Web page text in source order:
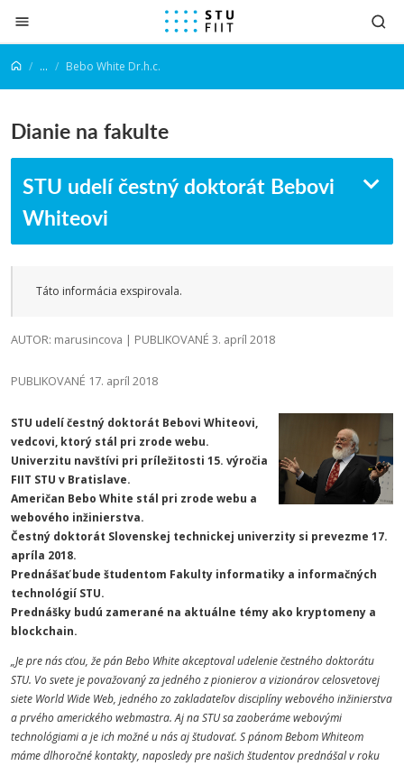
Prejsť na obsah
... Bebo White Dr.h.c.
Dianie na fakulte
STU udelí čestný doktorát Bebovi
Whiteovi
Táto informácia exspirovala.
AUTOR: marusincova | PUBLIKOVANÉ 3. apríl 2018
PUBLIKOVANÉ 17. apríl 2018
STU udelí čestný doktorát Bebovi Whiteovi,
vedcovi, ktorý stál pri zrode webu.
Univerzitu navštívi pri príležitosti 15. výročia
FIIT STU v Bratislave.
Američan Bebo White stál pri zrode webu a
webového inžinierstva.
Čestný doktorát Slovenskej technickej univerzity si prevezme 17.
apríla 2018.
Prednášať bude študentom Fakulty informatiky a informačných
technológií STU.
Prednášky budú zamerané na aktuálne témy ako kryptomeny a
blockchain.
„Je pre nás cťou, že pán Bebo White akceptoval udelenie čestného doktorátu
STU. Vo svete je považovaný za jedného z pionierov a vizionárov celosvetovej
siete World Wide Web, jedného zo zakladateľov disciplíny webového inžinierstva
a prvého amerického webmastra. Aj na STU sa zaoberáme webovými
technológiami a je ich možné u nás aj študovať. S pánom Bebom Whiteom
máme dlhoročné kontakty, naposledy pre našich študentov prednášal v roku